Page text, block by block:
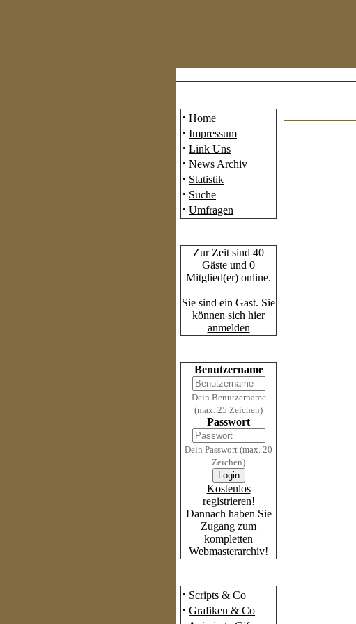
· Home
· Impressum
· Link Uns
· News Archiv
· Statistik
· Suche
· Umfragen
Zur Zeit sind 40
Gäste und 0
Mitglied(er) online.
Sie sind ein Gast. Sie
können sich hier
anmelden
Benutzername
Dein Benutzername
(max. 25 Zeichen)
Passwort
Dein Passwort (max. 20
Zeichen)
Kostenlos
registrieren!
Dannach haben Sie
Zugang zum
kompletten
Webmasterarchiv!
· Scripts & Co
· Grafiken & Co